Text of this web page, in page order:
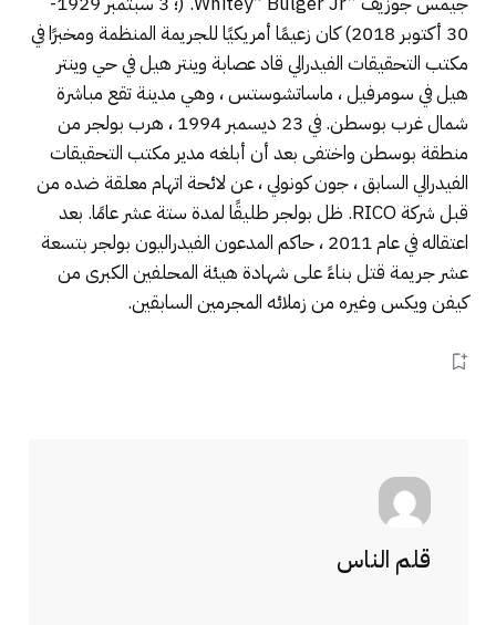
30 أكتوبر 2018) كان زعيمًا أمريكيًا للجريمة المنظمة ومخبرًا في
مكتب التحقيقات الفيدرالي قاد عصابة وينتر هيل في حي وينتر
هيل في سومرفيل ، ماساتشوستس ، وهي مدينة تقع مباشرة
شمال غرب بوسطن. في 23 ديسمبر 1994 ، هرب بولجر من
منطقة بوسطن واختفى بعد أن أبلغه مدير مكتب التحقيقات
الفيدرالي السابق ، جون كونولي ، عن لائحة اتهام معلقة ضده من
قبل شركة RICO. ظل بولجر طليقًا لمدة ستة عشر عامًا. بعد
اعتقاله في عام 2011 ، حاكم المدعون الفيدراليون بولجر بتسعة
عشر جريمة قتل بناءً على شهادة هيئة المحلفين الكبرى من
كيفن ويكس وغيره من زملائه المجرمين السابقين.
قلم الناس